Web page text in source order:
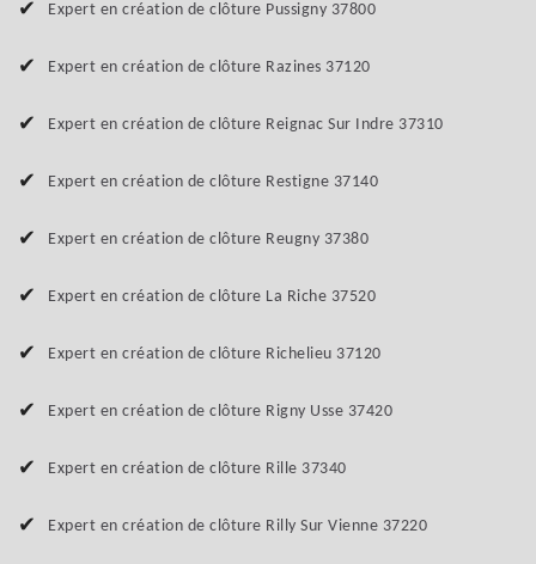
Expert en création de clôture Pussigny 37800
Expert en création de clôture Razines 37120
Expert en création de clôture Reignac Sur Indre 37310
Expert en création de clôture Restigne 37140
Expert en création de clôture Reugny 37380
Expert en création de clôture La Riche 37520
Expert en création de clôture Richelieu 37120
Expert en création de clôture Rigny Usse 37420
Expert en création de clôture Rille 37340
Expert en création de clôture Rilly Sur Vienne 37220